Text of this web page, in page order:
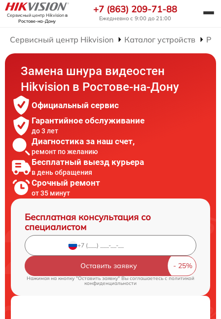
Сервисный центр Hikvisionв
Ростове-на-Дону
+7 (863) 209-71-88
Ежедневно с 9:00 до 21:00
Сервисный центр Hikvision Каталог устройств
Замена шнура видеостен
Hikvision в Ростове-на-Дону
Официальный сервис
Гарантийное обслуживание
до 3 лет
Диагностика за наш счет,
ремонт по желанию
Бесплатный выезд курьера
в день обращения
Срочный ремонт
от 35 минут
Бесплатная консультация со
специалистом
Оставить заявку
Нажимая на кнопку "Оставить заявку" Вы соглашаетесь cполитикой
конфиденциальности